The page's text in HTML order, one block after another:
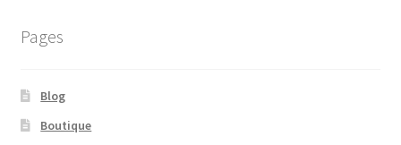
Pages
Blog
Boutique